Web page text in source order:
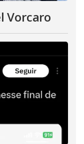
Vorcaro